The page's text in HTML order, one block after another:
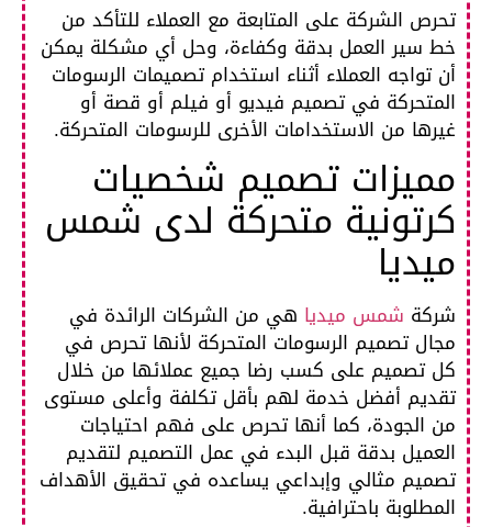
تحرص الشركة على المتابعة مع العملاء للتأكد من
خط سير العمل بدقة وكفاءة، وحل أي مشكلة يمكن
أن تواجه العملاء أثناء استخدام تصميمات الرسومات
المتحركة في تصميم فيديو أو فيلم أو قصة أو
غيرها من الاستخدامات الأخرى للرسومات المتحركة.
مميزات تصميم شخصيات
كرتونية متحركة لدى شمس
ميديا
شركةشمس ميدياهي من الشركات الرائدة في
مجال تصميم الرسومات المتحركة لأنها تحرص في
كل تصميم على كسب رضا جميع عملائها من خلال
تقديم أفضل خدمة لهم بأقل تكلفة وأعلى مستوى
من الجودة، كما أنها تحرص على فهم احتياجات
العميل بدقة قبل البدء في عمل التصميم لتقديم
تصميم مثالي وإبداعي يساعده في تحقيق الأهداف
المطلوبة باحترافية.